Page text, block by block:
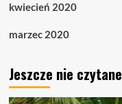
kwiecień 2020
marzec 2020
Jeszcze nie czytane